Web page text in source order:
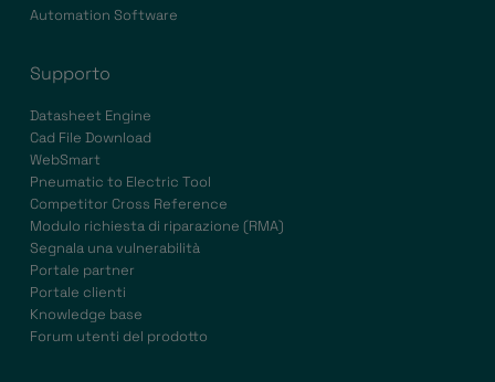
Automation Software
Supporto
Datasheet Engine
Cad File Download
WebSmart
Pneumatic to Electric Tool
Competitor Cross Reference
Modulo richiesta di riparazione (RMA)
Segnala una vulnerabilità
Portale partner
Portale clienti
Knowledge base
Forum utenti del prodotto